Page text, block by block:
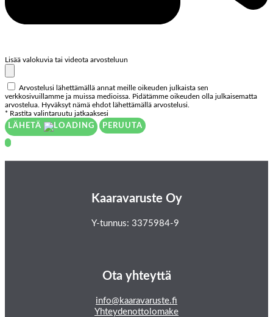
Lisää valokuvia tai videota arvosteluun
Arvostelusi lähettämällä annat meille oikeuden julkaista sen
verkkosivuillamme ja muissa medioissa. Pidätämme oikeuden olla julkaisematta
arvostelua. Hyväksyt nämä ehdot lähettämällä arvostelusi.
* Rastita valintaruutu jatkaaksesi
LÄHETÄ
PERUUTA
Kaaravaruste Oy
Y-tunnus: 3375984-9
Ota yhteyttä
info@kaaravaruste.fi
Yhteydenottolomake